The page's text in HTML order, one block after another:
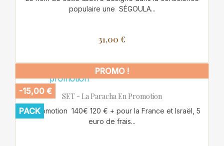
populaire une SÉGOULA...
31,00 €
SET - La Paracha En Promotion
En promotion 140€ 120 € + pour la France et Israël, 5
euro de frais...
PROMO !
-15,00 €
PACK